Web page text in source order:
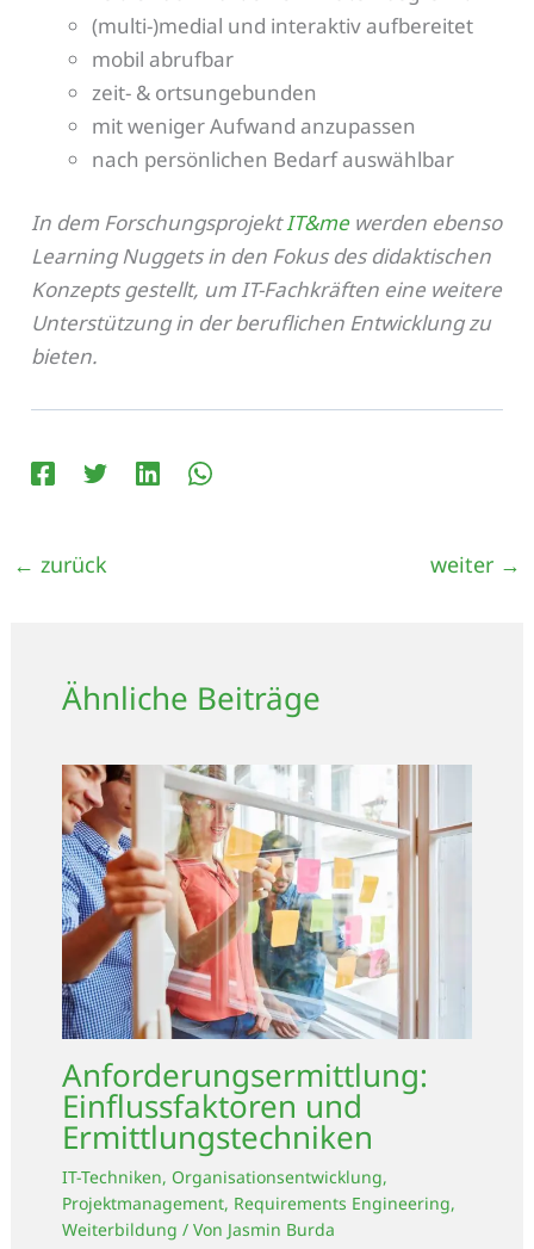
(multi-)medial und interaktiv aufbereitet
mobil abrufbar
zeit- & ortsungebunden
mit weniger Aufwand anzupassen
nach persönlichen Bedarf auswählbar
In dem ForschungsprojektIT&mewerden ebenso
Learning Nuggets in den Fokus des didaktischen
Konzepts gestellt, um IT-Fachkräften eine weitere
Unterstützung in der beruflichen Entwicklung zu
bieten.
← zurück weiter →
Ähnliche Beiträge
Anforderungsermittlung:
Einflussfaktoren und
Ermittlungstechniken
IT-Techniken, Organisationsentwicklung,
Projektmanagement, Requirements Engineering,
Weiterbildung / Von Jasmin Burda